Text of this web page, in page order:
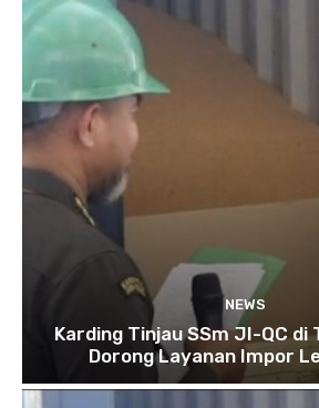
NEWS
Karding Tinjau SSm JI-QC di
Dorong Layanan Impor